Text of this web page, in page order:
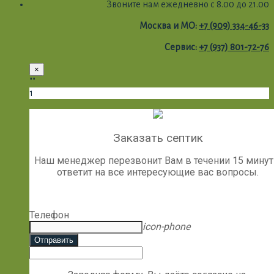
Звоните нам ежедневно с 8.00 до 21.00
Москва и МО: +7 (909) 334-46-33
Сервис: +7 (937) 801-72-76
×
""
1
Заказать септик
Наш менеджер перезвонит Вам в течении 15
ответит на все интересующие вас вопросы.
Телефон
icon-phone
Отправить